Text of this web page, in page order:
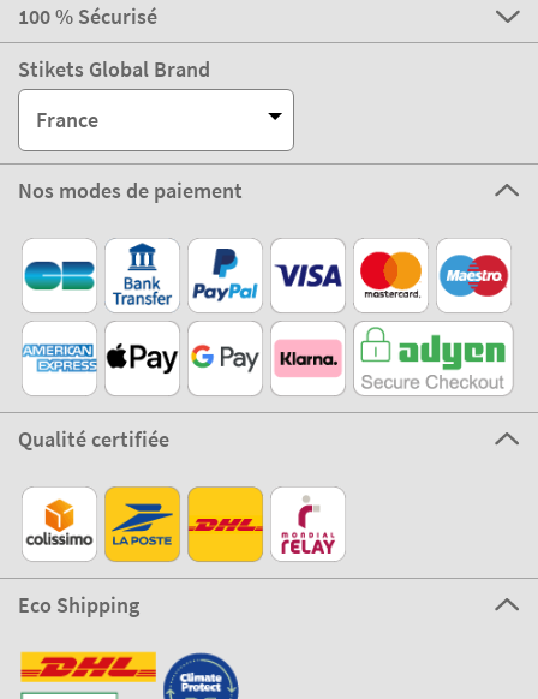
100 % Sécurisé
Stikets Global Brand
France
Nos modes de paiement
Qualité certifiée
Eco Shipping